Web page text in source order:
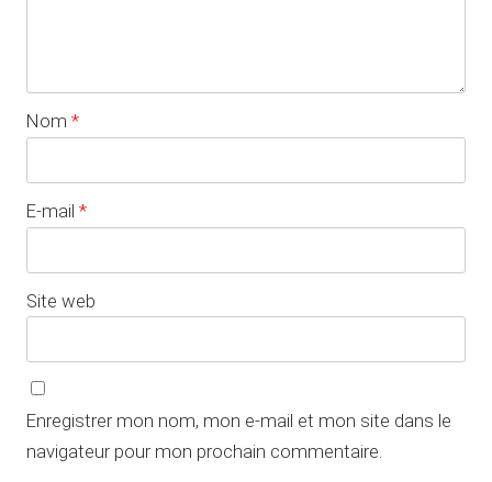
Nom *
E-mail *
Site web
Enregistrer mon nom, mon e-mail et mon site dans le
navigateur pour mon prochain commentaire.